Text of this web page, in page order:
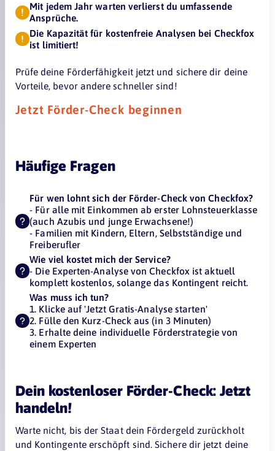
Mit jedem Jahr warten verlierst du umfassende
Ansprüche.
Die Kapazität für kostenfreie Analysen bei Checkfox
ist limitiert!
Prüfe deine Förderfähigkeit jetzt und sichere dir deine
Vorteile, bevor andere schneller sind!
Jetzt Förder-Check beginnen
Häufige Fragen
Für wen lohnt sich der Förder-Check von Checkfox?
- Für alle mit Einkommen ab erster Lohnsteuerklasse
(auch Azubis und junge Erwachsene!)
- Familien mit Kindern, Eltern, Selbstständige und
Freiberufler
Wie viel kostet mich der Service?
- Die Experten-Analyse von Checkfox ist aktuell
komplett kostenlos, solange das Kontingent reicht.
Was muss ich tun?
1. Klicke auf 'Jetzt Gratis-Analyse starten'
2. Fülle den Kurz-Check aus (in 3 Minuten)
3. Erhalte deine individuelle Förderstrategie von
einem Experten
Dein kostenloser Förder-Check: Jetzt
handeln!
Warte nicht, bis der Staat dein Fördergeld zurückholt
und Kontingente erschöpft sind. Sichere dir jetzt deine